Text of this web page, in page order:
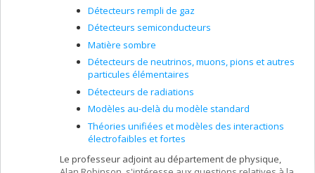
Détecteurs rempli de gaz
Détecteurs semiconducteurs
Matière sombre
Détecteurs de neutrinos, muons, pions et autres
particules élémentaires
Détecteurs de radiations
Modèles au-delà du modèle standard
Théories unifiées et modèles des interactions
électrofaibles et fortes
Le professeur adjoint au département de physique,